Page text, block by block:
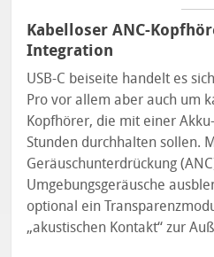
Kabelloser ANC-
Integration
USB-C beiseite handelt es
Pro vor allem aber auch um
Kopfhörer, die mit einer
Stunden durchhalten sollen.
Geräuschunterdrückung
Umgebungsgeräusche
optional ein
„akustischen Kontakt“ zur